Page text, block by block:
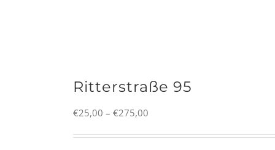
Ritterstraße 95
€25,00 – €275,00